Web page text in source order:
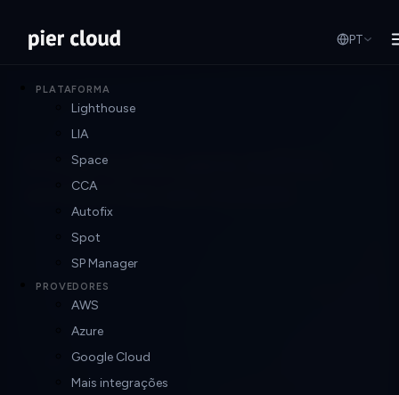
PT
PLATAFORMA
Lighthouse
LIA
Space
CCA
Autofix
Spot
SP Manager
PROVEDORES
AWS
Azure
Google Cloud
Mais integrações
Integrações para outros
ambientes em nuvem
Oracle
Conecte e gerencie ambientes Oracle Cloud com melhor
visibilidade e governança.
Estenda a visibilidade FinOps e o controle operacional para